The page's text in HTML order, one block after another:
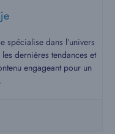
dans l’univers
dernières tendances et
engageant pour un